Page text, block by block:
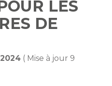
LES
DE
( Mise à jour 9